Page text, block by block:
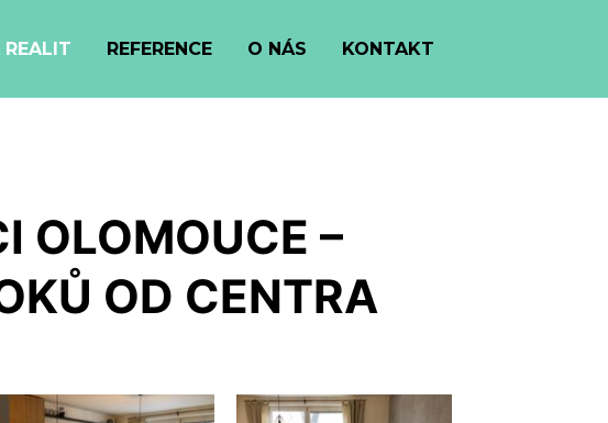
REFERENCE O NÁS KONTAKT
OLOMOUCE –
OD CENTRA